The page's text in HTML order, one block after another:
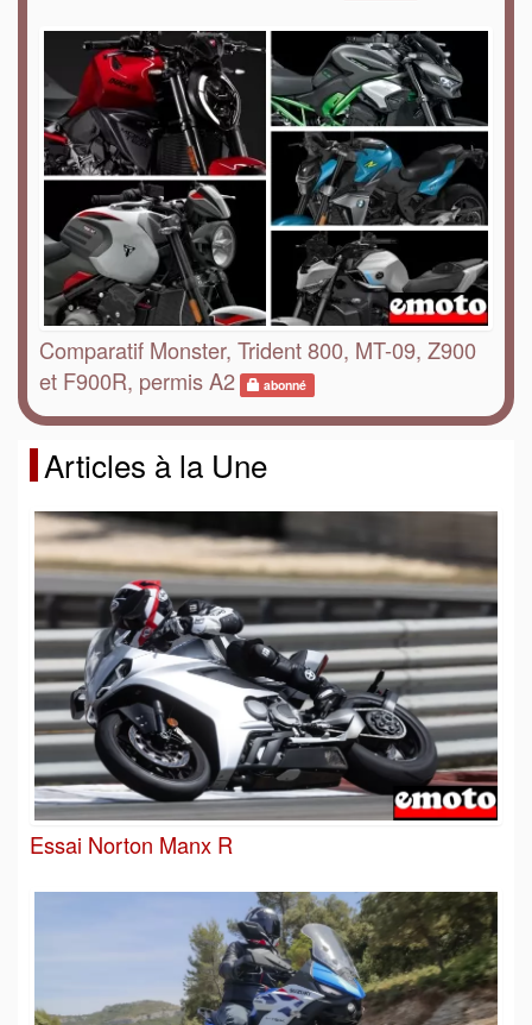
Comparatif Monster, Trident 800, MT-09, Z900
et F900R, permis A2
abonné
Articles à la Une
Essai Norton Manx R